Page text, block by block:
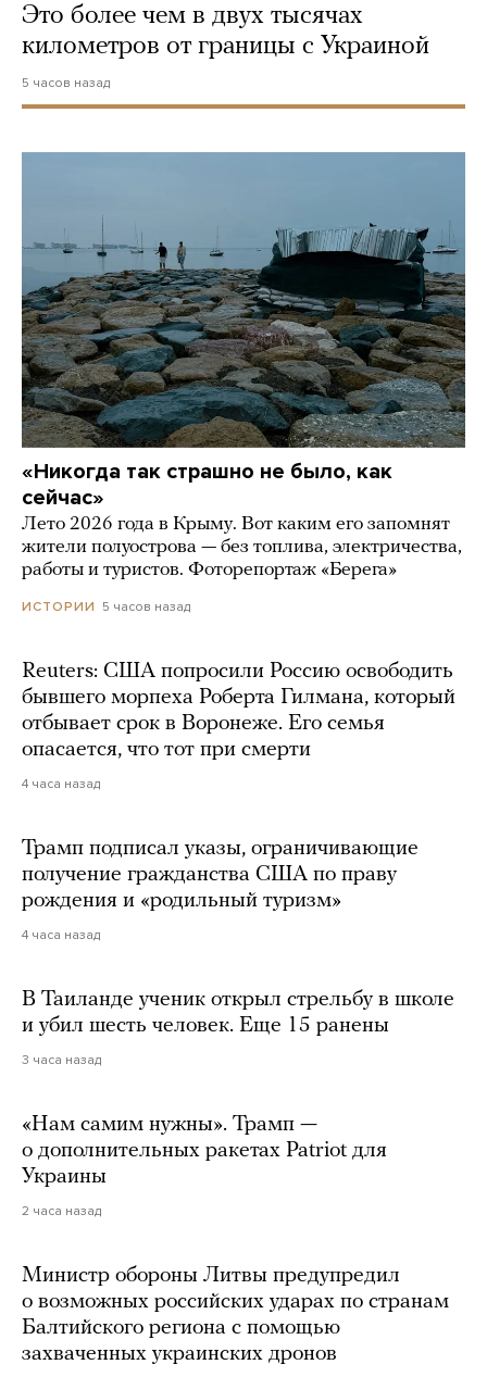
Это более чем в двух тысячах
километров от границы с Украиной
5 часов назад
«Никогда так страшно не было, как
сейчас»
Лето 2026 года в Крыму. Вот каким его запомнят
жители полуострова — без топлива, электричества,
работы и туристов. Фоторепортаж «Берега»
ИСТОРИИ 5 часов назад
Reuters: США попросили Россию освободить
бывшего морпеха Роберта Гилмана, который
отбывает срок в Воронеже. Его семья
опасается, что тот при смерти
4 часа назад
Трамп подписал указы, ограничивающие
получение гражданства США по праву
рождения и «родильный туризм»
4 часа назад
В Таиланде ученик открыл стрельбу в школе
и убил шесть человек. Еще 15 ранены
3 часа назад
«Нам самим нужны». Трамп —
о дополнительных ракетах Patriot для
Украины
2 часа назад
Министр обороны Литвы предупредил
о возможных российских ударах по странам
Балтийского региона с помощью
захваченных украинских дронов